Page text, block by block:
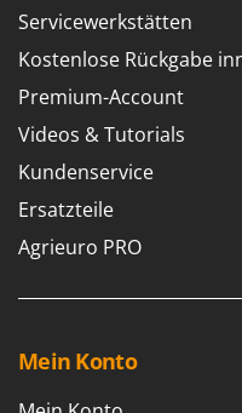
Servicewerkstätten
Kostenlose Rückgabe
Premium-Account
Videos & Tutorials
Kundenservice
Ersatzteile
Agrieuro PRO
Mein Konto